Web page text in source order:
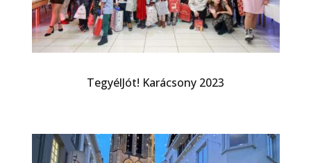
TegyélJót! Karácsony 2023